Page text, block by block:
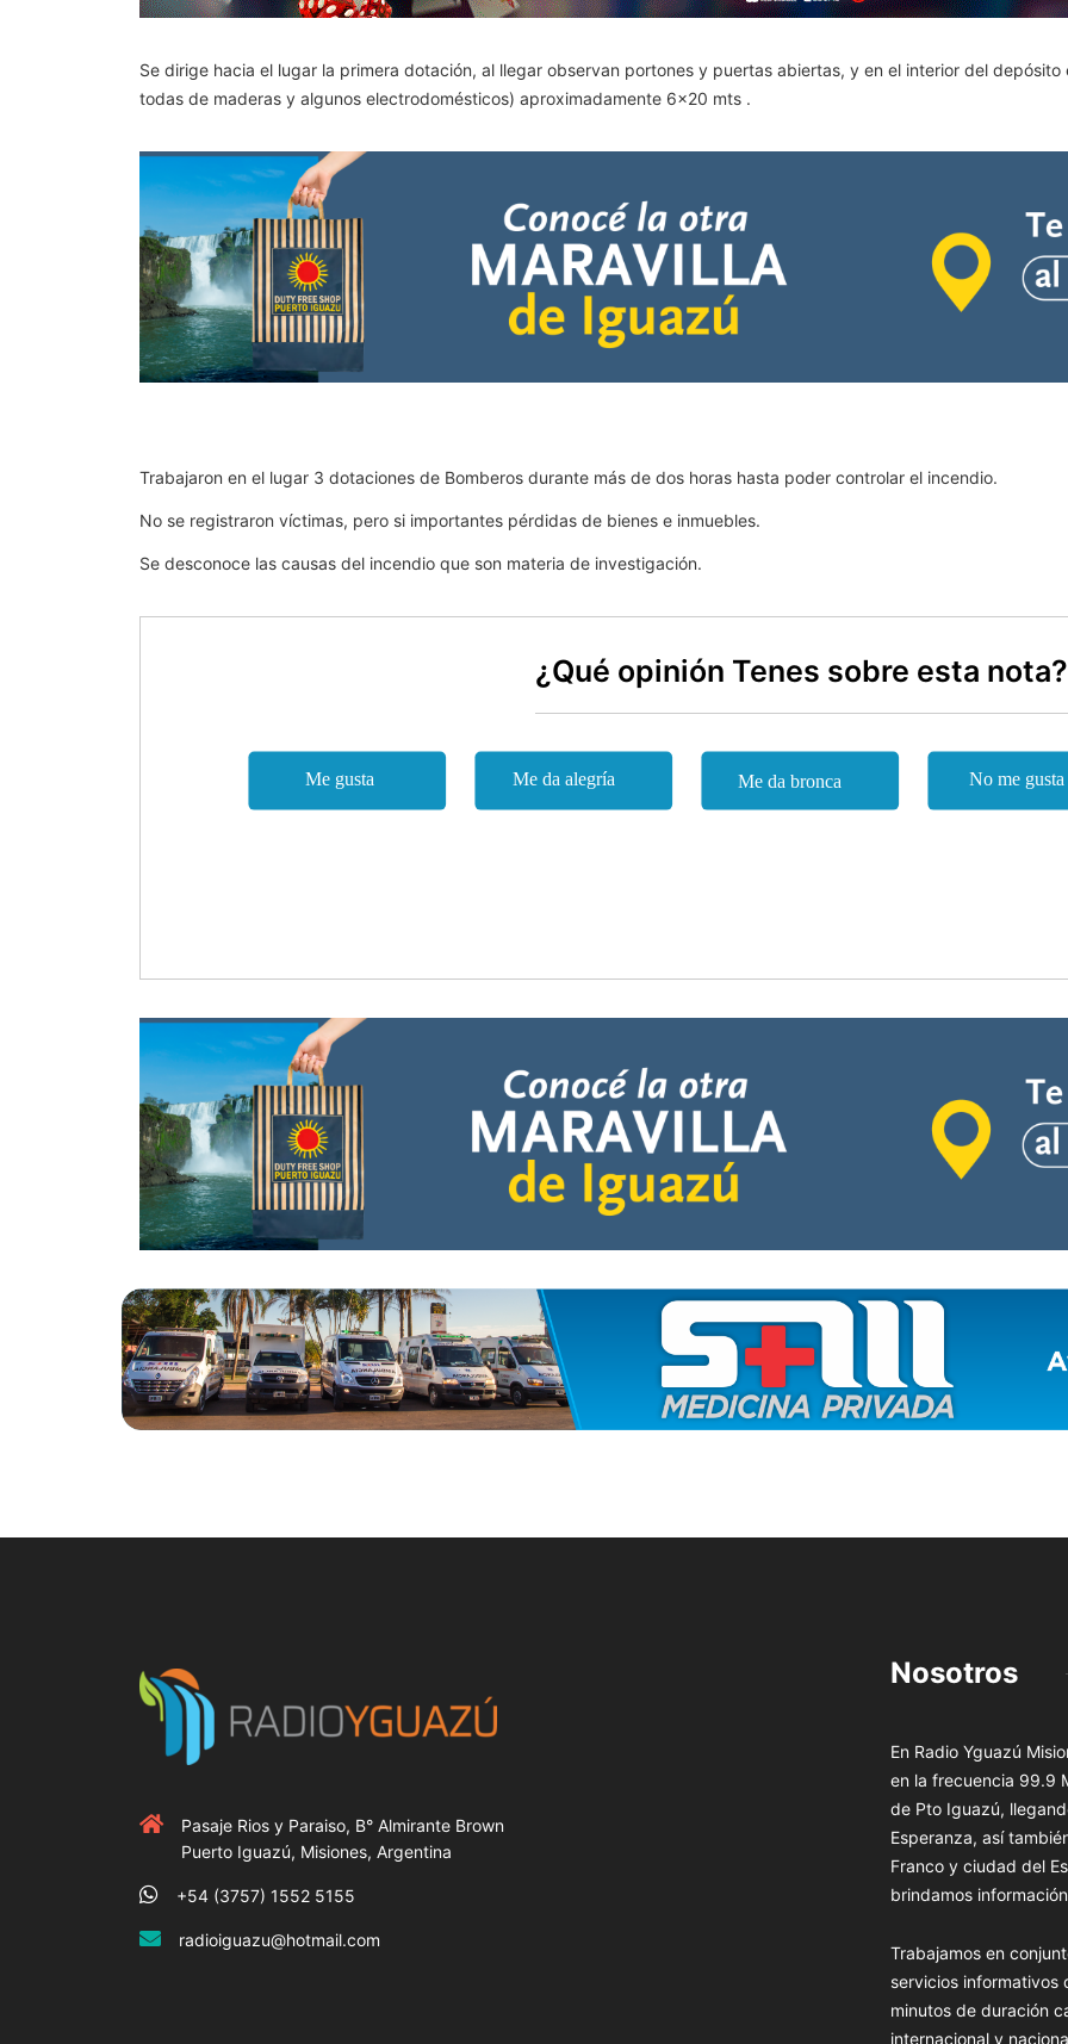
Se dirige hacia el lugar la primera dotación, al llegar observan portones y puertas abiertas, y en el interior del
todas de maderas y algunos electrodomésticos) aproximadamente 6×20 mts .
Trabajaron en el lugar 3 dotaciones de Bomberos durante más de dos horas hasta poder controlar el incendio.
No se registraron víctimas, pero si importantes pérdidas de bienes e inmuebles.
Se desconoce las causas del incendio que son materia de investigación.
¿Qué opinión Tenes sobre esta nota?
Pasaje Rios y Paraiso, B° Almirante Brown
Puerto Iguazú, Misiones, Argentina
+54 (3757) 1552 5155
radioiguazu@hotmail.com
Nosotros
En Radio Yguazú
en la frecuencia 99.9
de Pto Iguazú,
Esperanza, así
Franco y ciudad del
brindamos
Trabajamos en
servicios informativos
minutos de duración
internacional y